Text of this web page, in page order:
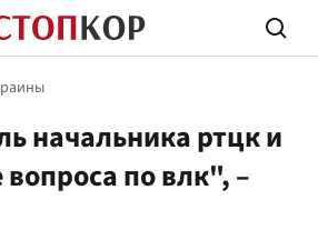
начальника ртцк и
по влк", –